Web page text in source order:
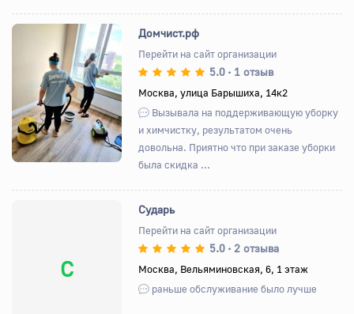
Назад Вперед
Домчист.рф
Перейти на сайт организации
5.0 • 1 отзыв
Москва, улица Барышиха, 14к2
Вызывала на поддерживающую уборку
и химчистку, результатом очень
довольна. Приятно что при заказе уборки
была скидка ...
С
Сударь
Перейти на сайт организации
5.0 • 2 отзыва
Москва, Вельяминовская, 6, 1 этаж
раньше обслуживание было лучше